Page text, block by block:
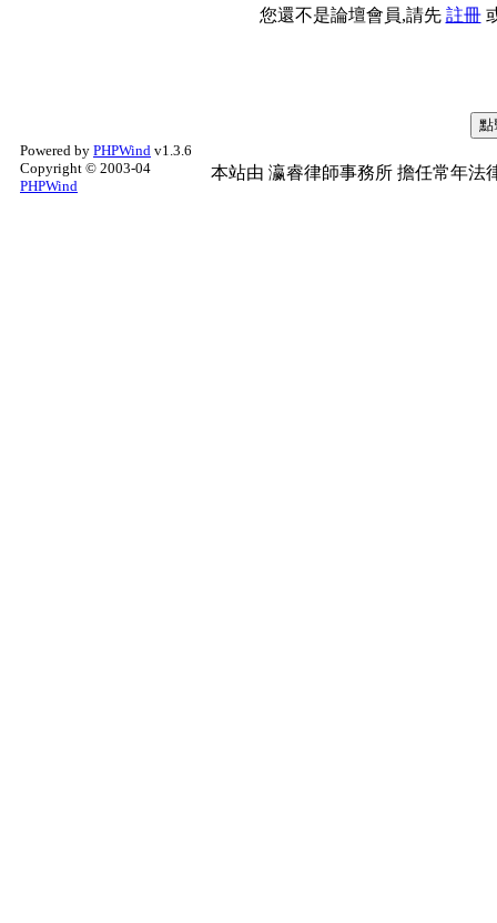
您還不是論壇會員,請先 註冊
Powered by PHPWind v1.3.6
Copyright © 2003-04
PHPWind
本站由 瀛睿律師事務所 擔任常年法